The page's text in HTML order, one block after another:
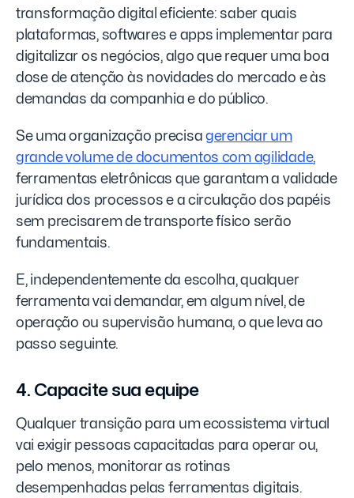
transformação digital eficiente: saber quais
plataformas, softwares e apps implementar para
digitalizar os negócios, algo que requer uma boa
dose de atenção às novidades do mercado e às
demandas da companhia e do público.
Se uma organização precisa gerenciar um
grande volume de documentos com agilidade,
ferramentas eletrônicas que garantam a validade
jurídica dos processos e a circulação dos papéis
sem precisarem de transporte físico serão
fundamentais.
E, independentemente da escolha, qualquer
ferramenta vai demandar, em algum nível, de
operação ou supervisão humana, o que leva ao
passo seguinte.
4. Capacite sua equipe
Qualquer transição para um ecossistema virtual
vai exigir pessoas capacitadas para operar ou,
pelo menos, monitorar as rotinas
desempenhadas pelas ferramentas digitais.